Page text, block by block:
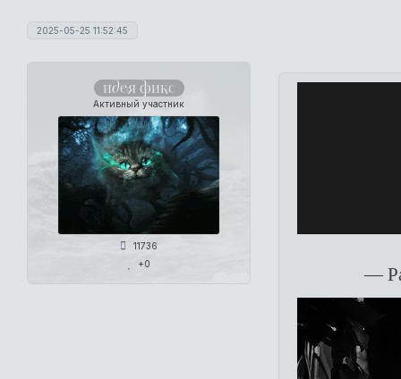
2025-05-25 11:52:45
идея фикс
Активный участник
11736
+0
—